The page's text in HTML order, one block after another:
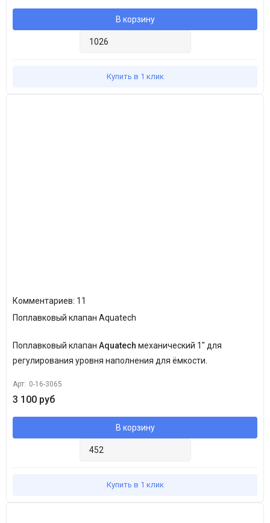
В корзину
Купить в 1 клик
Комментариев: 11
Поплавковый клапан Aquatech
Поплавковый клапан Aquatech механический 1" для
регулирования уровня наполнения для ёмкости.
Арт: 0-16-3065
3 100 руб
В корзину
Купить в 1 клик